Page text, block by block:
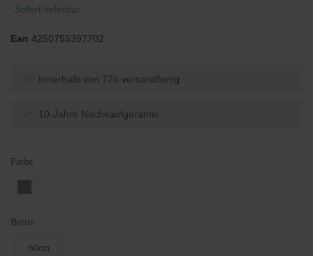
Sofort lieferbar
Ean 4250755397702
✅ Innerhalb von 72h versandfertig.
✅ 10-Jahre Nachkaufgarantie
Farbe
Breite
60cm